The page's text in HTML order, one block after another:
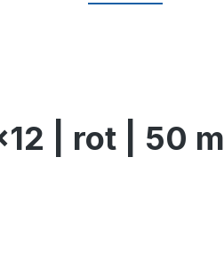
| rot | 50 m